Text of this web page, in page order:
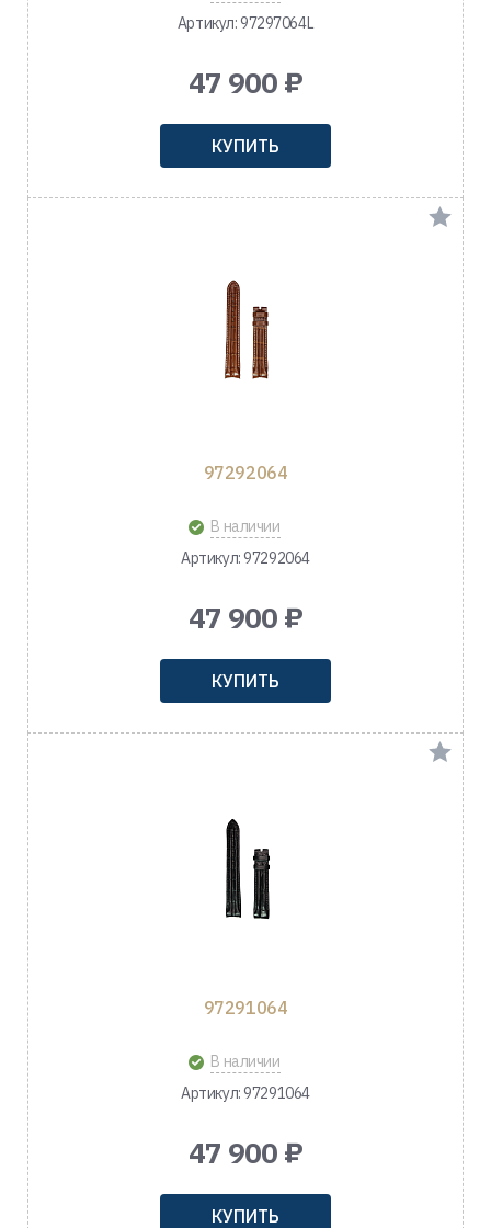
Артикул: 97297064L
47 900 ₽
КУПИТЬ
97292064
В наличии
Артикул: 97292064
47 900 ₽
КУПИТЬ
97291064
В наличии
Артикул: 97291064
47 900 ₽
КУПИТЬ